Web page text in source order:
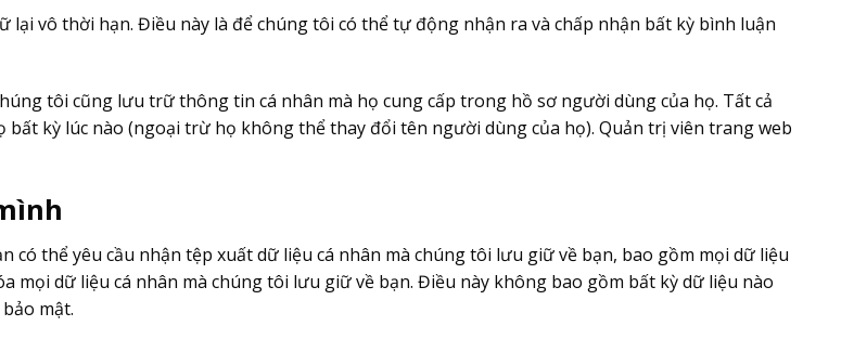
lại vô thời hạn. Điều này là để chúng tôi có thể tự động nhận ra và chấp nhận bất kỳ bình luận
tôi cũng lưu trữ thông tin cá nhân mà họ cung cấp trong hồ sơ người dùng của họ. Tất cả
kỳ lúc nào (ngoại trừ họ không thể thay đổi tên người dùng của họ). Quản trị viên trang web
có thể yêu cầu nhận tệp xuất dữ liệu cá nhân mà chúng tôi lưu giữ về bạn, bao gồm mọi dữ liệu
mọi dữ liệu cá nhân mà chúng tôi lưu giữ về bạn. Điều này không bao gồm bất kỳ dữ liệu nào
mật.